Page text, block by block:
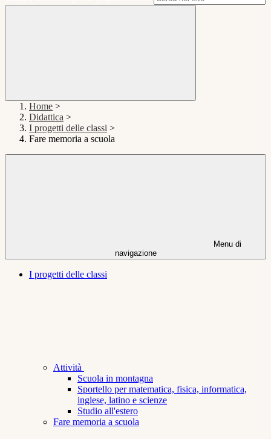
Home >
Didattica >
I progetti delle classi >
Fare memoria a scuola
Menu di
navigazione
I progetti delle classi
Attività
Scuola in montagna
Sportello per matematica, fisica, informatica,
inglese, latino e scienze
Studio all'estero
Fare memoria a scuola